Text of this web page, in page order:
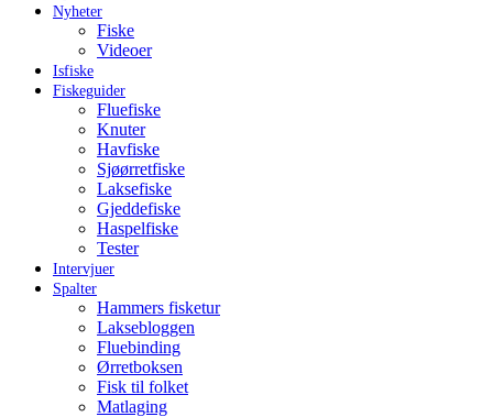
Nyheter
Fiske
Videoer
Isfiske
Fiskeguider
Fluefiske
Knuter
Havfiske
Sjøørretfiske
Laksefiske
Gjeddefiske
Haspelfiske
Tester
Intervjuer
Spalter
Hammers fisketur
Laksebloggen
Fluebinding
Ørretboksen
Fisk til folket
Matlaging